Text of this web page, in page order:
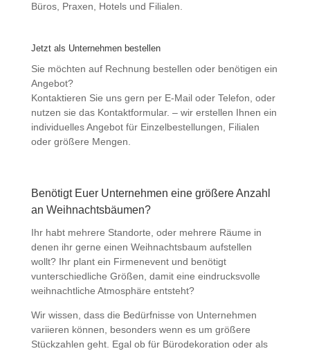
Büros, Praxen, Hotels und Filialen.
Jetzt als Unternehmen bestellen
Sie möchten auf Rechnung bestellen oder benötigen ein
Angebot?
Kontaktieren Sie uns gern per E-Mail oder Telefon, oder
nutzen sie das Kontaktformular. – wir erstellen Ihnen ein
individuelles Angebot für Einzelbestellungen, Filialen
oder größere Mengen.
Benötigt Euer Unternehmen eine größere Anzahl
an Weihnachtsbäumen?
Ihr habt mehrere Standorte, oder mehrere Räume in
denen ihr gerne einen Weihnachtsbaum aufstellen
wollt? Ihr plant ein Firmenevent und benötigt
vunterschiedliche Größen, damit eine eindrucksvolle
weihnachtliche Atmosphäre entsteht?
Wir wissen, dass die Bedürfnisse von Unternehmen
variieren können, besonders wenn es um größere
Stückzahlen geht. Egal ob für Bürodekoration oder als